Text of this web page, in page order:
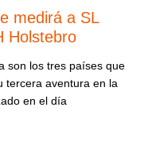
medirá a SL
Holstebro
son los tres países que
tercera aventura en la
en el día